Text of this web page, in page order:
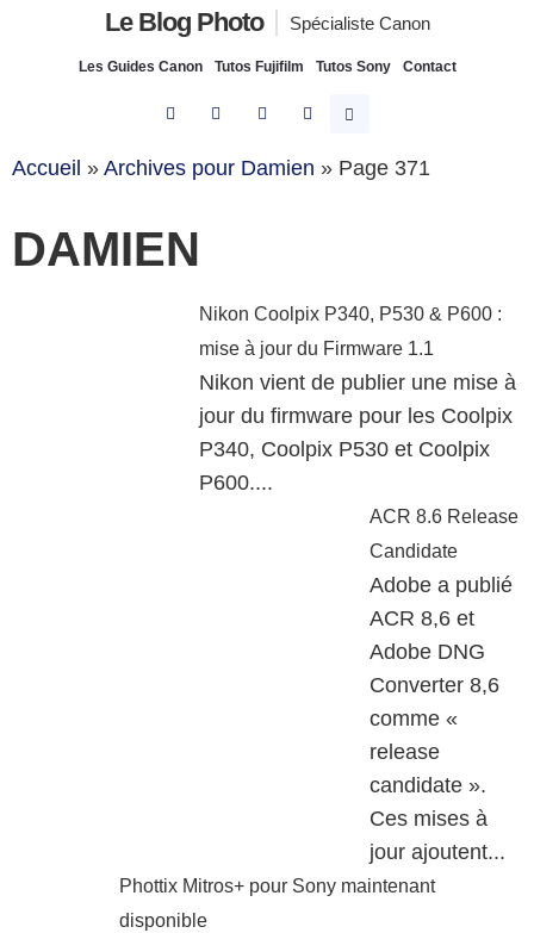
Le Blog Photo Spécialiste Canon
Les Guides Canon Tutos Fujifilm Tutos Sony Contact
Accueil » Archives pour Damien » Page 371
DAMIEN
Nikon Coolpix P340, P530 & P600 :
mise à jour du Firmware 1.1
Nikon vient de publier une mise à
jour du firmware pour les Coolpix
P340, Coolpix P530 et Coolpix
P600....
ACR 8.6 Release
Candidate
Adobe a publié
ACR 8,6 et
Adobe DNG
Converter 8,6
comme «
release
candidate ».
Ces mises à
jour ajoutent...
Phottix Mitros+ pour Sony maintenant
disponible